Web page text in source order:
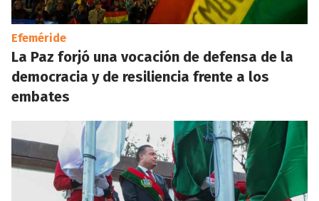
Efeméride
La Paz forjó una vocación de defensa de la
democracia y de resiliencia frente a los
embates